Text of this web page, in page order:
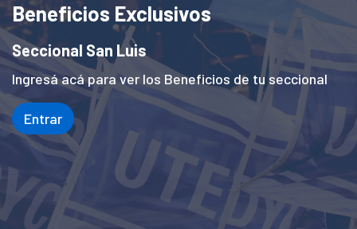
Beneficios Exclusivos
Seccional San Luis
Ingresá acá para ver los Beneficios de tu seccional
Entrar